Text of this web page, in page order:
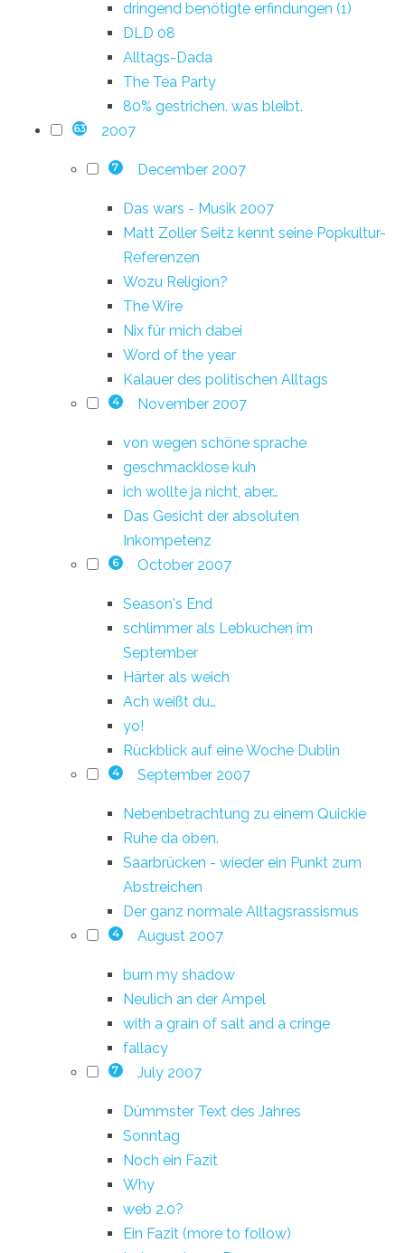
dringend benötigte erfindungen (1)
DLD 08
Alltags-Dada
The Tea Party
80% gestrichen. was bleibt.
63 2007
7 December 2007
Das wars - Musik 2007
Matt Zoller Seitz kennt seine Popkultur-
Referenzen
Wozu Religion?
The Wire
Nix für mich dabei
Word of the year
Kalauer des politischen Alltags
4 November 2007
von wegen schöne sprache
geschmacklose kuh
ich wollte ja nicht, aber…
Das Gesicht der absoluten
Inkompetenz
6 October 2007
Season's End
schlimmer als Lebkuchen im
September
Härter als weich
Ach weißt du…
yo!
Rückblick auf eine Woche Dublin
4 September 2007
Nebenbetrachtung zu einem Quickie
Ruhe da oben.
Saarbrücken - wieder ein Punkt zum
Abstreichen
Der ganz normale Alltagsrassismus
4 August 2007
burn my shadow
Neulich an der Ampel
with a grain of salt and a cringe
fallacy
7 July 2007
Dümmster Text des Jahres
Sonntag
Noch ein Fazit
Why
web 2.0?
Ein Fazit (more to follow)